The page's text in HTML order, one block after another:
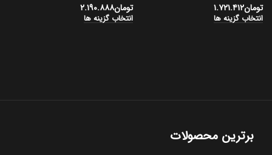
تومان۱.۷۲۱.۴۱۲
انتخاب گزینه ها
تومان۲.۱۹۰.۸۸۸
انتخاب گزینه ها
برترین محصولات